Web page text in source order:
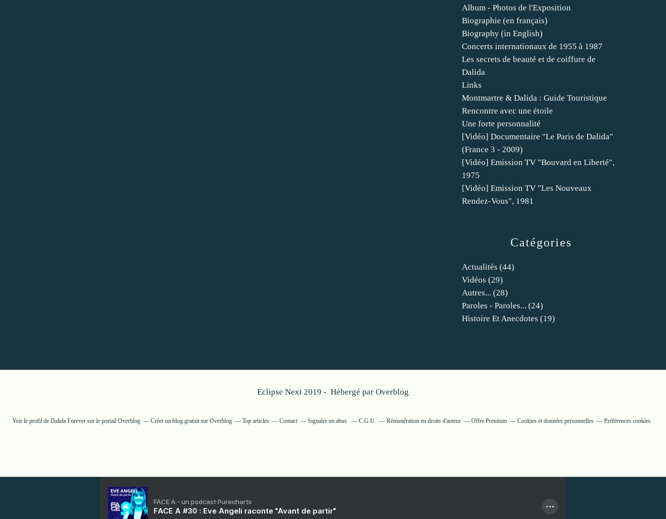
Catégories
Actualités (44)
Vidéos (29)
Autres... (28)
Paroles - Paroles... (24)
Histoire Et Anecdotes (19)
Album - Photos de l'Exposition
Biographie (en français)
Biography (in English)
Concerts internationaux de 1955 à 1987
Les secrets de beauté et de coiffure de
Dalida
Links
Montmartre & Dalida : Guide Touristique
Rencontre avec une étoile
Une forte personnalité
[Vidéo] Documentaire "Le Paris de Dalida"
(France 3 - 2009)
[Vidéo] Emission TV "Bouvard en Liberté",
1975
[Vidéo] Emission TV "Les Nouveaux
Rendez-Vous", 1981
Eclipse Next 2019 - Hébergé par Overblog
Voir le profil de Dalida Forever sur le portail Overblog Créer un blog gratuit sur Overblog Top articles Contact Signaler un abus C.G.U. Rémunération en droits d'auteur Offre Premium Cookies et données personnelles Préférences cookies
FACE A - un podcast Purecharts
FACE A #30 : Eve Angeli raconte "Avant de partir"